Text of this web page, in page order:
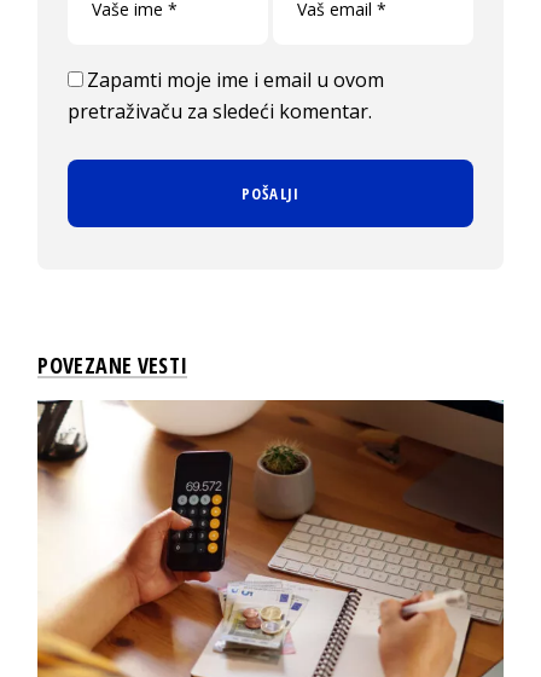
Zapamti moje ime i email u ovom
pretraživaču za sledeći komentar.
POVEZANE VESTI